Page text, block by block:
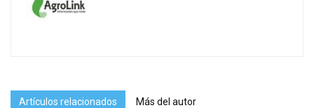
Artículos relacionados Más del autor